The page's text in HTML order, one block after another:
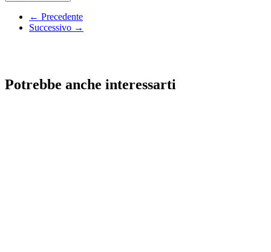
← Precedente
Successivo →
Potrebbe anche interessarti